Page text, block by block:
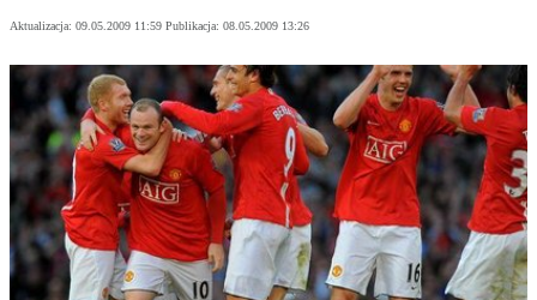
Aktualizacja: 09.05.2009 11:59 Publikacja: 08.05.2009 13:26